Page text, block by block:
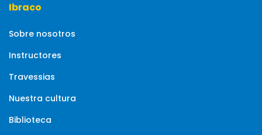
Ibraco
Sobre nosotros
Instructores
Travessias
Nuestra cultura
Biblioteca